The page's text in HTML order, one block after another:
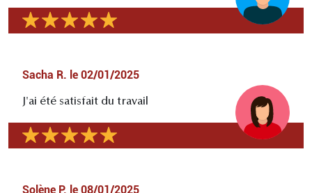
Sacha R. le 02/01/2025
J'ai été satisfait du travail
Solène P. le 08/01/2025